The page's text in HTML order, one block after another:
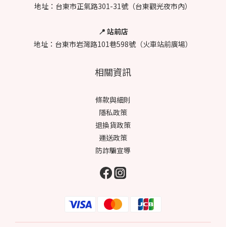
地址：台東市正氣路301-31號（台東觀光夜市內）
📍 站前店
地址：台東市岩灣路101巷598號（火車站前廣場）
相關資訊
條款與細則
隱私政策
退換貨政策
運送政策
防詐騙宣導